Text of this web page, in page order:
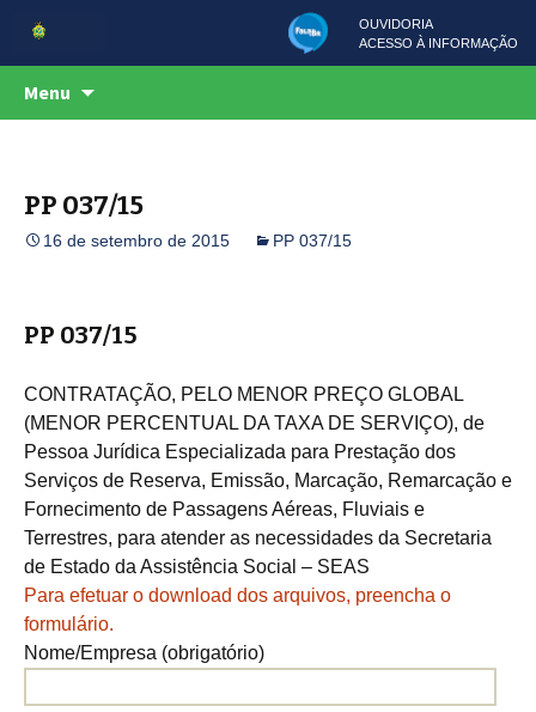
OUVIDORIA
ACESSO À INFORMAÇÃO
CSC
Centro de Serviços Compartilhados
Menu
PP 037/15
16 de setembro de 2015 PP 037/15
PP 037/15
CONTRATAÇÃO, PELO MENOR PREÇO GLOBAL
(MENOR PERCENTUAL DA TAXA DE SERVIÇO), de
Pessoa Jurídica Especializada para Prestação dos
Serviços de Reserva, Emissão, Marcação, Remarcação e
Fornecimento de Passagens Aéreas, Fluviais e
Terrestres, para atender as necessidades da Secretaria
de Estado da Assistência Social – SEAS
Para efetuar o download dos arquivos, preencha o
formulário.
Nome/Empresa (obrigatório)